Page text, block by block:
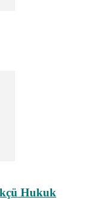
Hukuk